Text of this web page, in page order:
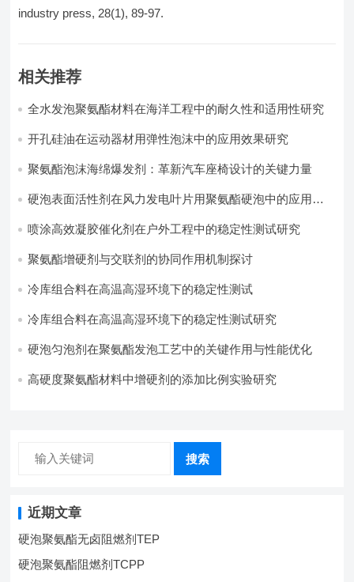
industry press, 28(1), 89-97.
相关推荐
全水发泡聚氨酯材料在海洋工程中的耐久性和适用性研究
开孔硅油在运动器材用弹性泡沫中的应用效果研究
聚氨酯泡沫海绵爆发剂：革新汽车座椅设计的关键力量​
硬泡表面活性剂在风力发电叶片用聚氨酯硬泡中的应用实
喷涂高效凝胶催化剂在户外工程中的稳定性测试研究
聚氨酯增硬剂与交联剂的协同作用机制探讨
冷库组合料在高温高湿环境下的稳定性测试​
冷库组合料在高温高湿环境下的稳定性测试研究
硬泡匀泡剂在聚氨酯发泡工艺中的关键作用与性能优化
高硬度聚氨酯材料中增硬剂的添加比例实验研究
搜索
近期文章
硬泡聚氨酯无卤阻燃剂TEP
硬泡聚氨酯阻燃剂TCPP